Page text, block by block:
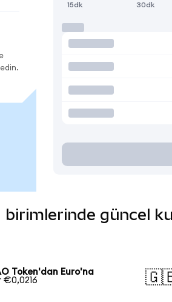
15dk 30dk
birimlerinde güncel
Token'dan Euro'na
€0,0216